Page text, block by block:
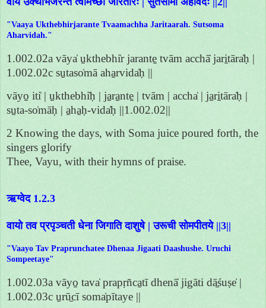
"Vaaya Ukthebhirjarante Tvaamachha Jaritaarah. Sutsoma
Aharvidah."
1.002.02a vāya̍ u̱kthebhi̍r jarante̱ tvām acchā̍ jari̱tāra̍ḥ |
1.002.02c su̱taso̍mā aha̱rvida̍ḥ ||
vāyo̱ iti̍ | u̱kthebhi̍ḥ | ja̱ra̱nte̱ | tvām | accha̍ | ja̱ri̱tāra̍ḥ |
su̱ta-so̍māḥ | a̱ha̱ḥ-vida̍ḥ ||1.002.02||
2 Knowing the days, with Soma juice poured forth, the
singers glorify
Thee, Vayu, with their hymns of praise.
ऋग्वेद 1.2.3
वायो तव प्रपृञ्चती धेना जिगाति दाशुषे | उरूची सोमपीतये ||3||
"Vaayo Tav Praprunchatee Dhenaa Jigaati Daashushe. Uruchi
Sompeetaye"
1.002.03a vāyo̱ tava̍ prapṛñca̱tī dhenā̍ jigāti dā̱śuṣe̍ |
1.002.03c u̱rū̱cī soma̍pītaye ||